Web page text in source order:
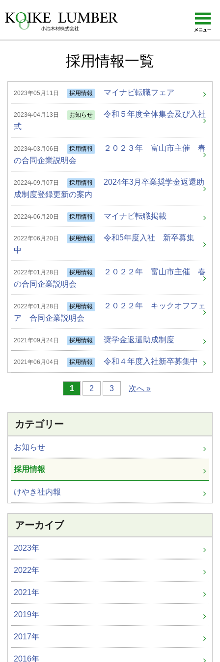
KOIKE LUMBER 小池木材株式会社
採用情報一覧
2023年05月11日 採用情報 マイナビ転職フェア
2023年04月13日 お知らせ
令和５年度全体集会及び入社
式
2023年03月06日 採用情報
２０２３年 富山市主催 春
の合同企業説明会
2022年09月07日 採用情報
2024年3月卒業奨学金返還助
成制度登録更新の案内
2022年06月20日 採用情報 マイナビ転職掲載
2022年06月20日 採用情報
令和5年度入社 新卒募集
中
2022年01月28日 採用情報
２０２２年 富山市主催 春
の合同企業説明会
2022年01月28日 採用情報
２０２２年 キックオフフェ
ア 合同企業説明会
2021年09月24日 採用情報 奨学金返還助成制度
2021年06月04日 採用情報 令和４年度入社新卒募集中
1 2 3 次へ »
カテゴリー
お知らせ
採用情報
けやき社内報
アーカイブ
2023年
2022年
2021年
2019年
2017年
2016年